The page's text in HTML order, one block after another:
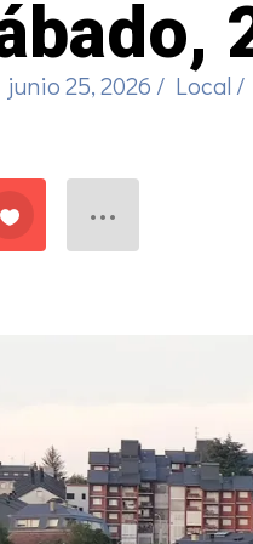
junio 25, 2026 / Local /